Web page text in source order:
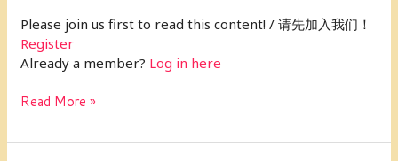
Please join us first to read this content! / 请先加入我们！
Register
Already a member? Log in here
孩
子，
你
成
Read More »